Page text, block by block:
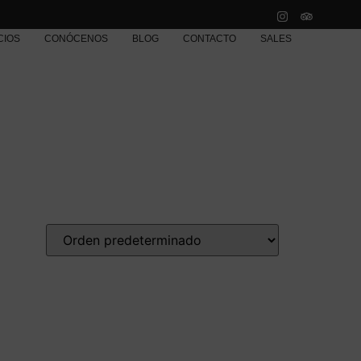
CONÓCENOS BLOG CONTACTO SALES